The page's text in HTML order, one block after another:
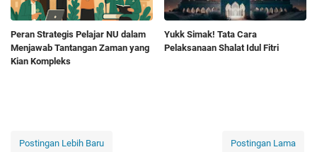
Peran Strategis Pelajar NU dalam
Menjawab Tantangan Zaman yang
Kian Kompleks
Yukk Simak! Tata Cara
Pelaksanaan Shalat Idul Fitri
Postingan Lebih Baru Postingan Lama